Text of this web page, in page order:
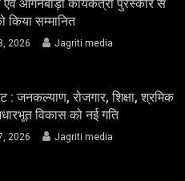
एवं आंगनबाड़ी कार्यकत्री पुरस्कार से
किया सम्मानित
2026 Jagriti media
: जनकल्याण, रोजगार, शिक्षा, श्रमिक
विकास को नई गति
2026 Jagriti media